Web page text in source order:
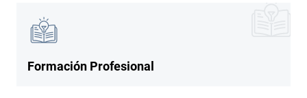
Imagen
Formación Profesional
Imagen